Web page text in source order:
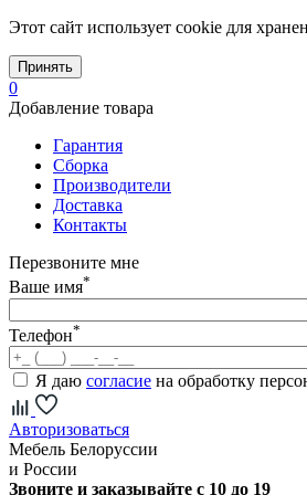
Этот сайт использует cookie для
Принять
0
Добавление товара
Гарантия
Сборка
Производители
Доставка
Контакты
Перезвоните мне
Ваше имя*
Телефон*
Я даю согласие на обработку
Авторизоваться
Мебель Белоруссии
и России
Звоните и заказывайте с 10 до 19